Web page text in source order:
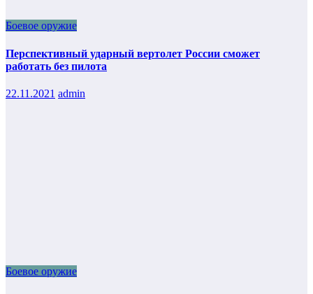
Боевое оружие
Перспективный ударный вертолет России сможет
работать без пилота
22.11.2021 admin
Боевое оружие